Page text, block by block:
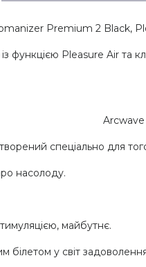
Premium 2 Black,
функцією Pleasure Air
Arcwave
спеціально для
насолоду.
майбутнє.
у світ